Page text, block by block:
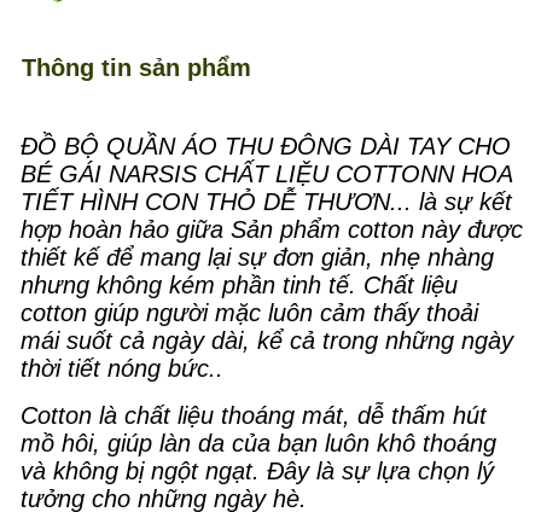
Thông tin sản phẩm
ĐỒ BỘ QUẦN ÁO THU ĐÔNG DÀI TAY CHO
BÉ GÁI NARSIS CHẤT LIỆU COTTONN HOA
TIẾT HÌNH CON THỎ DỄ THƯƠN... là sự kết
hợp hoàn hảo giữa Sản phẩm cotton này được
thiết kế để mang lại sự đơn giản, nhẹ nhàng
nhưng không kém phần tinh tế. Chất liệu
cotton giúp người mặc luôn cảm thấy thoải
mái suốt cả ngày dài, kể cả trong những ngày
thời tiết nóng bức..
Cotton là chất liệu thoáng mát, dễ thấm hút
mồ hôi, giúp làn da của bạn luôn khô thoáng
và không bị ngột ngạt. Đây là sự lựa chọn lý
tưởng cho những ngày hè.